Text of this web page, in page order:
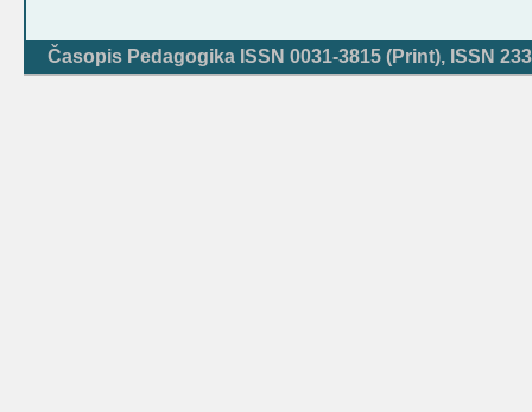
Časopis Pedagogika ISSN 0031-3815 (Print), ISSN